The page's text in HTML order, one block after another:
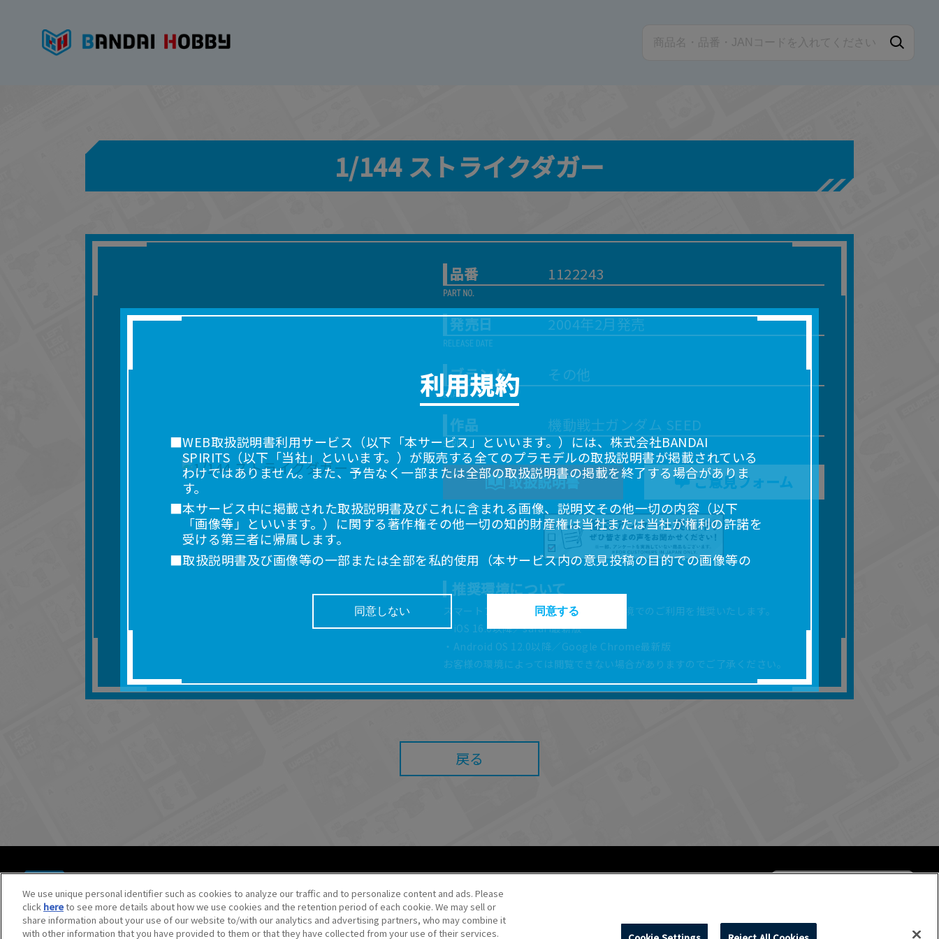
1/144 ストライクダガー
品番 1122243
発売日 2004年2月発売
ブランド その他
作品 機動戦士ガンダム SEED
取扱説明書 ご意見フォーム
推奨環境について
スマートフォン、タブレットは以下の環境でのご利用を推奨いたします。
・iOS 16.0以降／safari最新版
・Android OS 12.0以降／Google Chrome最新版
お客様の環境によっては閲覧できない場合がありますのでご了承ください。
戻る
© BANDAI SPIRITS CO.,LTD. ALL RIGHTS RESERVED.
©創通・サンライズ ©創通・サンライズ・MBS
©SOTSU・SUNRISE ©SOTSU・SUNRISE・MBS
©Nintendo・Creatures・GAME FREAK・TV Tokyo・ShoPro・JR Kikaku ©Pokémon
©Pokémon. ©Nintendo/Creatures Inc./GAME FREAK inc.
利用規約
■WEB取扱説明書利用サービス（以下「本サービス」といいます。）には、株式会社BANDAI
SPIRITS（以下「当社」といいます。）が販売する全てのプラモデルの取扱説明書が掲載されている
わけではありません。また、予告なく一部または全部の取扱説明書の掲載を終了する場合がありま
す。
■本サービス中に掲載された取扱説明書及びこれに含まれる画像、説明文その他一切の内容（以下
「画像等」といいます。）に関する著作権その他一切の知的財産権は当社または当社が権利の許諾を
受ける第三者に帰属します。
■取扱説明書及び画像等の一部または全部を私的使用（本サービス内の意見投稿の目的での画像等の
れに限りません。）することは禁止いたします。
■掲載している取扱説明書は、お客様が購入された商品に同梱されたものと異なる場合があります。
■対象商品仕様の変更などにより、取扱説明書の内容は予告なく変更される場合があります。
■当社は、取扱説明書の正確性確保に努めておりますが、取扱説明書の完全性を保証するものではあ
■お客様のご利用環境によっては、本サービスをご利用いただけない場合があります。
器、ネットワークへの障害（コンピューターウィルスに起因する障害を含みます。）等が生じたとし
■当社は、本サービスの内容・条件を予告なく変更または停止することがあります。また当社は、本
同意しない 同意する
We use unique personal identifier such as cookies to analyze our traffic and to personalize content and ads. Please
click hereto see more details about how we use cookies and the retention period of each cookie. We may sell or
share information about your use of our website to/with our analytics and advertising partners, who may combine it
with other information that you have provided to them or that they have collected from your use of their services.